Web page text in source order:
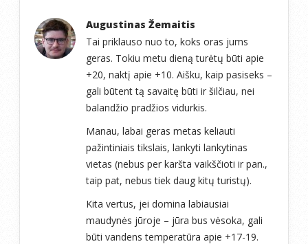
Augustinas Žemaitis
Tai priklauso nuo to, koks oras jums
geras. Tokiu metu dieną turėtų būti apie
+20, naktį apie +10. Aišku, kaip pasiseks –
gali būtent tą savaitę būti ir šilčiau, nei
balandžio pradžios vidurkis.
Manau, labai geras metas keliauti
pažintiniais tikslais, lankyti lankytinas
vietas (nebus per karšta vaikščioti ir pan.,
taip pat, nebus tiek daug kitų turistų).
Kita vertus, jei domina labiausiai
maudynės jūroje – jūra bus vėsoka, gali
būti vandens temperatūra apie +17-19.